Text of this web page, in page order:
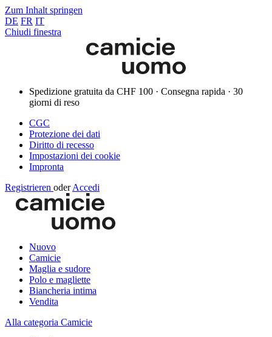
Zum Inhalt springen
DE FR IT
Chiudi finestra
Spedizione gratuita da CHF 100 · Consegna rapida · 30
giorni di reso
CGC
Protezione dei dati
Diritto di recesso
Impostazioni dei cookie
Impronta
Registrieren oder Accedi
Nuovo
Camicie
Maglia e sudore
Polo e magliette
Biancheria intima
Vendita
Alla categoria Camicie